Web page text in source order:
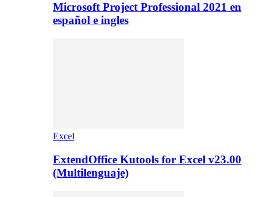
Microsoft Project Professional 2021 en
español e ingles
Excel
ExtendOffice Kutools for Excel v23.00
(Multilenguaje)